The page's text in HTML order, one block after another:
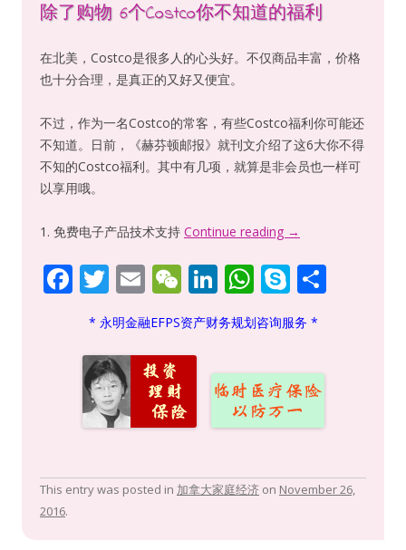
除了购物 6个Costco你不知道的福利
在北美，Costco是很多人的心头好。不仅商品丰富，价格
也十分合理，是真正的又好又便宜。
不过，作为一名Costco的常客，有些Costco福利你可能还
不知道。日前，《赫芬顿邮报》就刊文介绍了这6大你不得
不知的Costco福利。其中有几项，就算是非会员也一样可
以享用哦。
1. 免费电子产品技术支持 Continue reading →
F
ac
b
o
o
T
w
itt
er
E
m
ai
l
W
e
C
h
Li
n
k
e
dI
n
W
h
at
s
A
p
S
k
y
p
e
* 永明金融EFPS资产财务规划咨询服务 *
This entry was posted in 加拿大家庭经济 on November 26,
2016.